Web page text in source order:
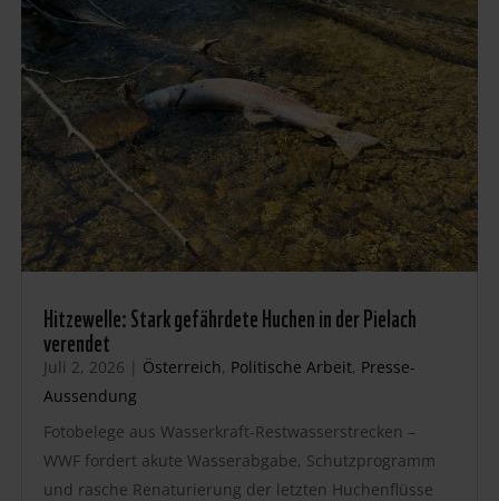
Hitzewelle: Stark gefährdete Huchen in der Pielach
verendet
Juli 2, 2026 | Österreich, Politische Arbeit, Presse-
Aussendung
Fotobelege aus Wasserkraft-Restwasserstrecken –
WWF fordert akute Wasserabgabe, Schutzprogramm
und rasche Renaturierung der letzten Huchenflüsse